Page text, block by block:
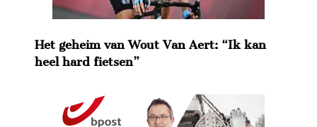
Het geheim van Wout Van Aert: “Ik kan
heel hard fietsen”